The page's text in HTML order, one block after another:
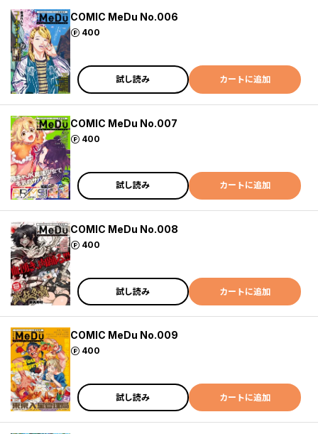
COMIC MeDu No.006
400
ポイント
試し読み カートに追加
COMIC MeDu No.007
400
ポイント
試し読み カートに追加
COMIC MeDu No.008
400
ポイント
試し読み カートに追加
COMIC MeDu No.009
400
ポイント
試し読み カートに追加